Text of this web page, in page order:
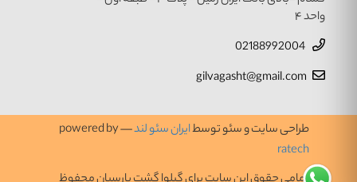
واحد ۴
gilvagasht@gmail.com
طراحی سایت و سئو توسطایران سئو لند— powered by
ratech